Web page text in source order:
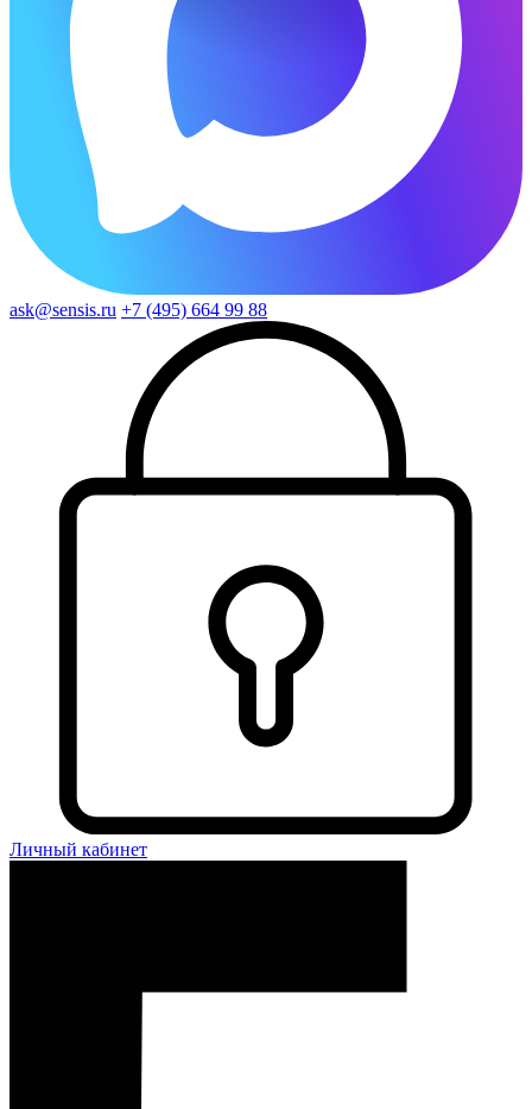
ask@sensis.ru +7 (495) 664 99 88
Личный кабинет